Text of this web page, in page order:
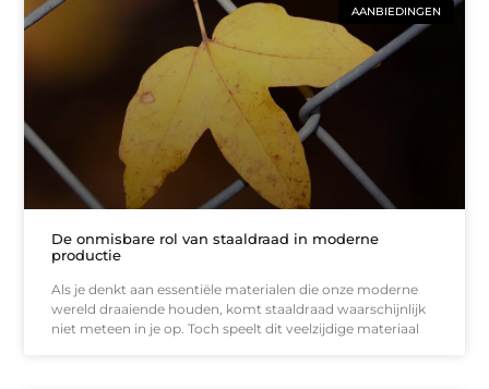
AANBIEDINGEN
De onmisbare rol van staaldraad in moderne
productie
Als je denkt aan essentiële materialen die onze moderne
wereld draaiende houden, komt staaldraad waarschijnlijk
niet meteen in je op. Toch speelt dit veelzijdige materiaal